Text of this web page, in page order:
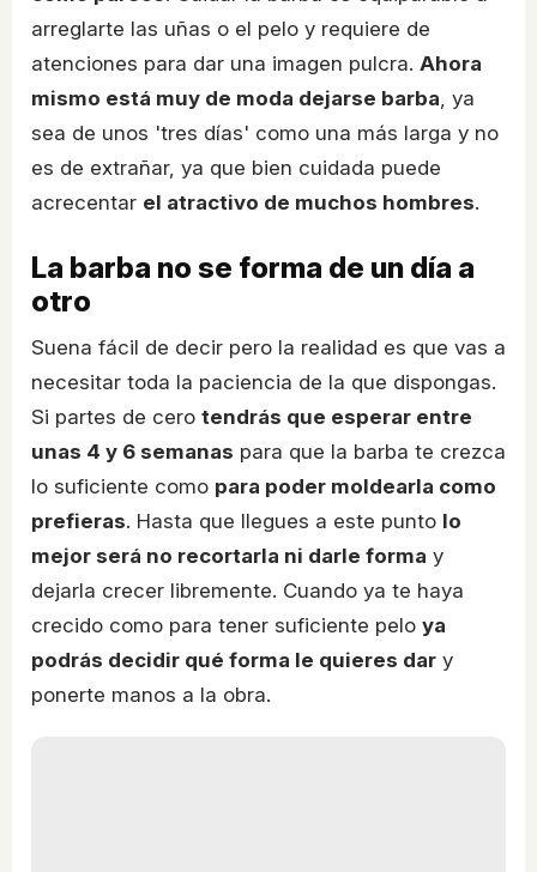
arreglarte las uñas o el pelo y requiere de
atenciones para dar una imagen pulcra. Ahora
mismo está muy de moda dejarse barba, ya
sea de unos 'tres días' como una más larga y no
es de extrañar, ya que bien cuidada puede
acrecentar el atractivo de muchos hombres.
La barba no se forma de un día a
otro
Suena fácil de decir pero la realidad es que vas a
necesitar toda la paciencia de la que dispongas.
Si partes de cero tendrás que esperar entre
unas 4 y 6 semanas para que la barba te crezca
lo suficiente como para poder moldearla como
prefieras. Hasta que llegues a este punto lo
mejor será no recortarla ni darle forma y
dejarla crecer libremente. Cuando ya te haya
crecido como para tener suficiente pelo ya
podrás decidir qué forma le quieres dar y
ponerte manos a la obra.